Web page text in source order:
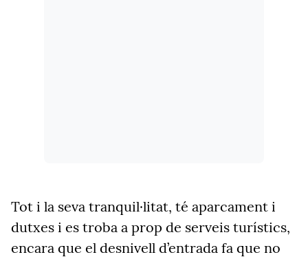
Tot i la seva tranquil·litat, té aparcament i
dutxes i es troba a prop de serveis turístics,
encara que el desnivell d’entrada fa que no